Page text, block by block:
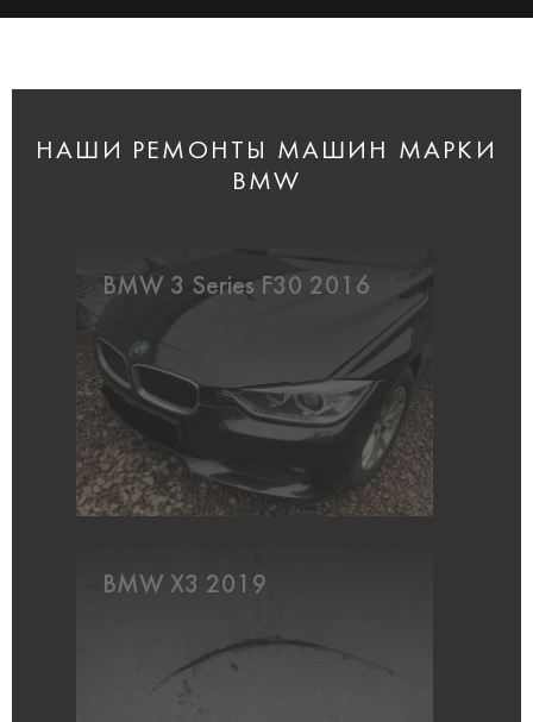
НАШИ РЕМОНТЫ МАШИН МАРКИ
BMW
BMW 3 Series F30 2016
BMW X3 2019